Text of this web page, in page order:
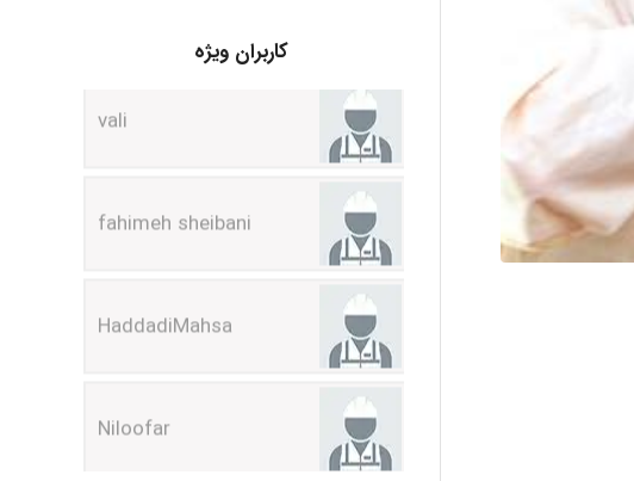
کاربران ویژه
fahimeh sheibani
HaddadiMahsa
Niloofar
USER124